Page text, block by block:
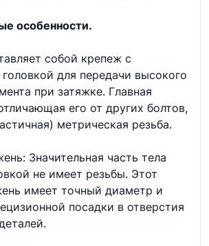
особенности.
собой крепеж с
для передачи высокого
при затяжке. Главная
его от других болтов,
метрическая резьба.
Значительная часть тела
не имеет резьбы. Этот
имеет точный диаметр и
посадки в отверстия